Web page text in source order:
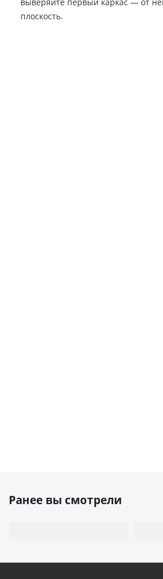
плоскость.
Ранее вы смотрели